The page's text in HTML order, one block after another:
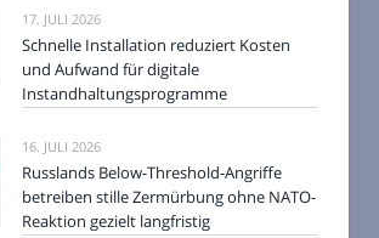
17. JULI 2026
Schnelle Installation reduziert Kosten
und Aufwand für digitale
Instandhaltungsprogramme
16. JULI 2026
Russlands Below-Threshold-Angriffe
betreiben stille Zermürbung ohne NATO-
Reaktion gezielt langfristig